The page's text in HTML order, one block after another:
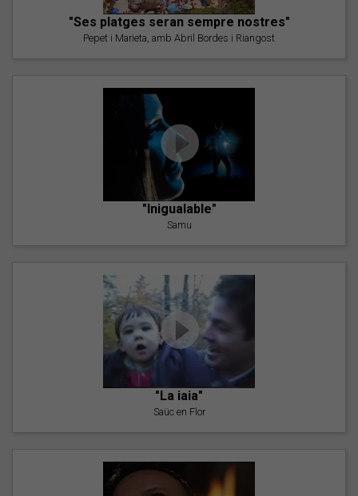
"Ses platges seran sempre nostres"
Pepet i Marieta, amb Abril Bordes i Riangost
"Inigualable"
Samu
"La iaia"
Saüc en Flor